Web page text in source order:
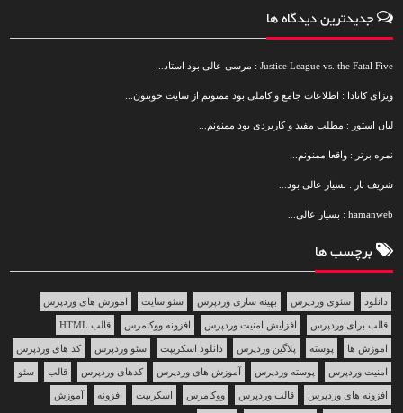
جدیدترین دیدگاه ها
Justice League vs. the Fatal Five : مرسی عالی بود استاد...
ویزای کانادا : اطلاعات جامع و کاملی بود ممنونم از سایت خوبتون...
لیان استور : مطلب مفید و کاربردی بود ممنونم...
نمره برتر : واقعا ممنونم...
شریف بار : بسیار عالی بود...
hamanweb : بسیار عالی...
برچسب ها
دانلود سئوی وردپرس بهینه سازی وردپرس سئو سایت اموزش های وردپرس
قالب برای وردپرس افزایش امنیت وردپرس افزونه ووکامرس قالب HTML
اموزش ها پوسته پلاگین وردپرس دانلود اسکریپت سئو وردپرس کد های وردپرس
امنیت وردپرس پوسته وردپرس آموزش های وردپرس کدهای وردپرس قالب سئو
افزونه های وردپرس قالب وردپرس ووکامرس اسکریپت افزونه آموزش